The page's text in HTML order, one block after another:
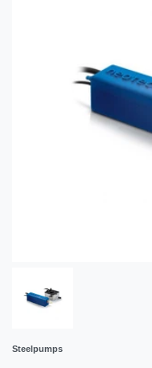
Steelpumps